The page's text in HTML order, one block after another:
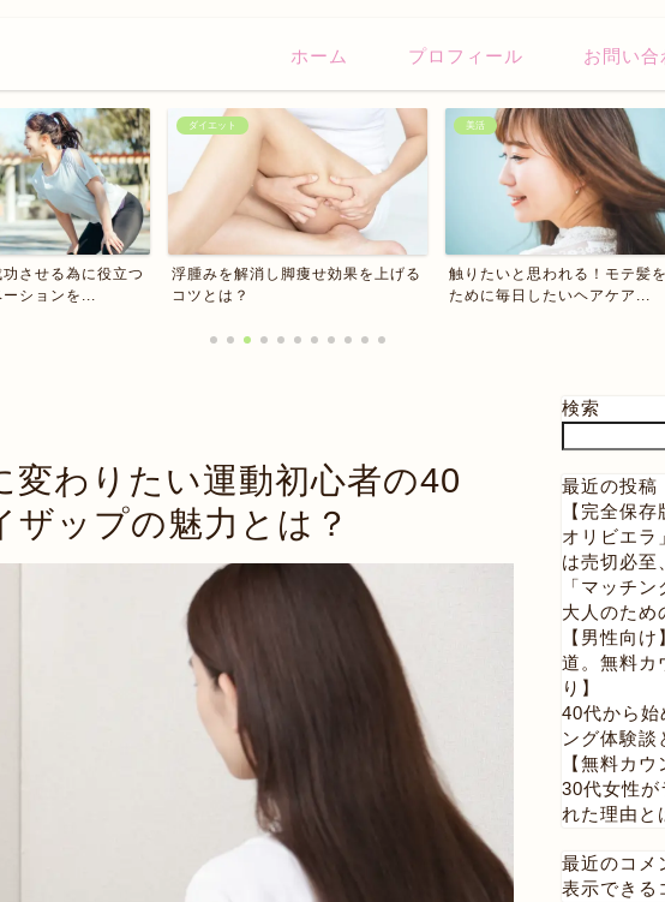
ホーム プロフィール お問い合
痩せ効果を上げる
美活
触りたいと思われる！モテ髪を作る
ために毎日したいヘアケア...
美活
マスクニキビを防ぐメイクの
は？これでマスクも怖くな...
変わりたい運動初心者の40
ザップの魅力とは？
検索
最近の投稿
【完全保
オリビエラ
は売切必至
「マッチ
大人のため
【男性向
道。無料カ
り】
40代から始
ング体験談
【無料カ
30代女性が
れた理由と
最近のコメ
表示できる